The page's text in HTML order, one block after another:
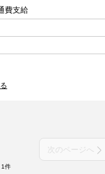
費支給
次のページへ
1件